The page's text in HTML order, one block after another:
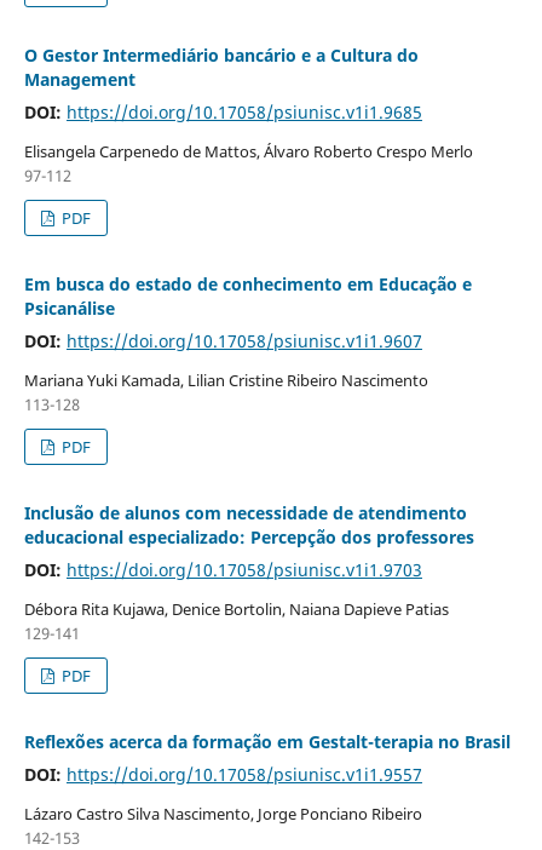
O Gestor Intermediário bancário e a Cultura do
Management
DOI: https://doi.org/10.17058/psiunisc.v1i1.9685
Elisangela Carpenedo de Mattos, Álvaro Roberto Crespo Merlo
97-112
PDF
Em busca do estado de conhecimento em Educação e
Psicanálise
DOI: https://doi.org/10.17058/psiunisc.v1i1.9607
Mariana Yuki Kamada, Lilian Cristine Ribeiro Nascimento
113-128
PDF
Inclusão de alunos com necessidade de atendimento
educacional especializado: Percepção dos professores
DOI: https://doi.org/10.17058/psiunisc.v1i1.9703
Débora Rita Kujawa, Denice Bortolin, Naiana Dapieve Patias
129-141
PDF
Reflexões acerca da formação em Gestalt-terapia no Brasil
DOI: https://doi.org/10.17058/psiunisc.v1i1.9557
Lázaro Castro Silva Nascimento, Jorge Ponciano Ribeiro
142-153